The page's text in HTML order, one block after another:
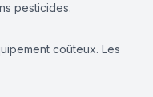
pesticides.
coûteux. Les